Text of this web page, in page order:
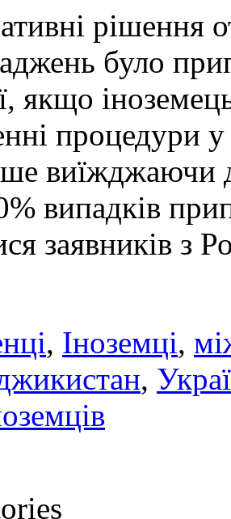
рішення
було
якщо
процедури
виїжджаючи
випадків
заявників з
, Іноземці,
,